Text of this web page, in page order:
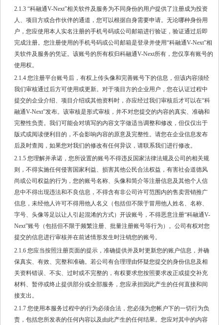
2.1.3 “科融通V-Next”相关软件及服务为不同身份的用户提供了注册成为投资
人、项目方或合作伙伴的通道，您可以根据自身需要申请。无论哪种身份用
户，您应使用本人实名注册的手机号码或公司邮箱进行验证，验证通过后即
完成注册。您注册使用的手机号码或公司邮箱是登录并使用“科融通V-Next”相
关软件及服务的凭证。该账号的所有权归科融通V-Next所有，您仅享有账号的
使用权。
2.1.4 您注册平台账号后，有权上传头像和完善账号下的信息，但该内容须经
我们审核通过后方可使用或更新。对于项目方的企业用户，您在认证过程中
提交的企业介绍、项目介绍或其他资料时，亦应经过我们审核后才可以在“科
融通V-Next”发布。该审核是形式审核，并不对您提交的内容的真实、准确和
完整性负责。我们可能会对填写的内容文字做适当调整和修改，但仅仅出于
版式或阅读便利目的，不会影响内容的原意及完整性。请您在企业信息发布
后及时查阅，如果您对我们的修改有任何异议，请联系我们进行修改。
2.1.5 您理解并承诺，您所设置的账号不得违反国家法律法规及公司的相关规
则，不得实施任何侵害国家利益、损害其他公民合法权益，有害社会道德风
尚或公司权益的行为，您的账号名称、头像和简介等注册信息及其他个人信
息中不得出现违法和不良信息，不得含有非公司许可范围内的售卖营销推广
信息，未经他人许可不得用他人名义（包括但不限于冒用他人姓名、名称、
字号、头像等足以让人引起混淆的方式）开设账号，不得恶意注册“科融通V-
Next”账号（包括但不限于频繁注册、批量注册账号等行为）。公司有权对您
提交的信息进行审核并在前述情形发生时注销您的账号。
2.1.6 您应当按照注册页面的提示，准确提供并及时更新您的账户信息，并确
保真实、有效、完整和准确。若公司有合理理由怀疑您提交的身份信息及相
关资料错误、不实、过时或不完整的，有权要求您按照要求改正或提交补充
材料、暂停或终止提供部分或全部服务，您应承担因此产生的任何直接和间
接支出。
2.1.7 您使用本服务过程中的行为必须合法，您必须为您帐户下的一切行为负
责，包括您所发表的任何内容以及由此产生的任何结果。您应对其中的内容